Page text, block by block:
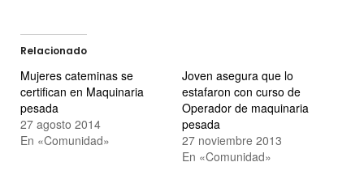
Relacionado
Mujeres cateminas se
certifican en Maquinaria
pesada
27 agosto 2014
En «Comunidad»
Joven asegura que lo
estafaron con curso de
Operador de maquinaria
pesada
27 noviembre 2013
En «Comunidad»